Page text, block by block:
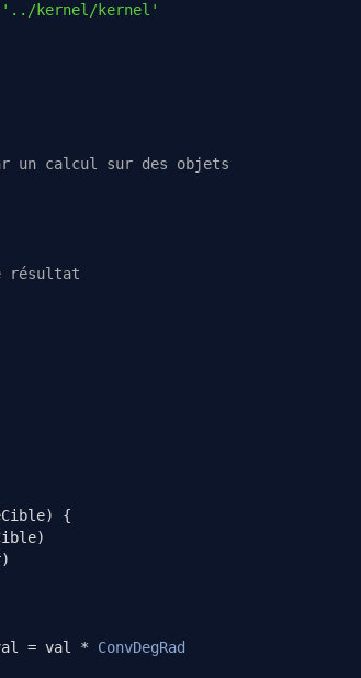
'../kernel/kernel'
un calcul sur des objets
résultat
)
{
)
)
= val *
ConvDegRad